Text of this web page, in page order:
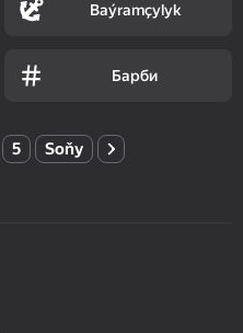
Baýramçylyk
Барби
5 Soňy